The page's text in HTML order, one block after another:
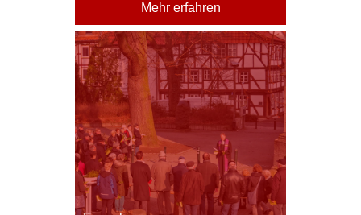
Mehr erfahren